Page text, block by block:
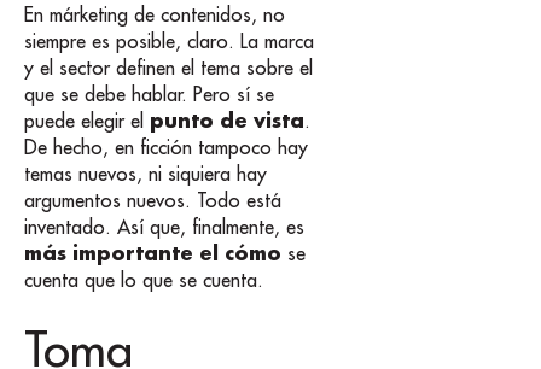
En márketing de contenidos, no
siempre es posible, claro. La marca
y el sector definen el tema sobre el
que se debe hablar. Pero sí se
puede elegir el punto de vista.
De hecho, en ficción tampoco hay
temas nuevos, ni siquiera hay
argumentos nuevos. Todo está
inventado. Así que, finalmente, es
más importante el cómo se
cuenta que lo que se cuenta.
Toma